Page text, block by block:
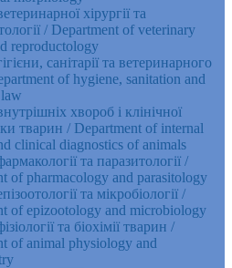
хірургії та
/ Department of veterinary
reproductology
санітарії та ветеринарного
of hygiene, sanitation and
хвороб і клінічної
тварин / Department of internal
clinical diagnostics of animals
та паразитології /
of pharmacology and parasitology
та мікробіології /
of epizootology and microbiology
та біохімії тварин /
of animal physiology and